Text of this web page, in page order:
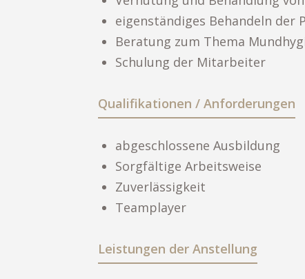
eigenständiges Behandeln der
Beratung zum Thema
Schulung der Mitarbeiter
Qualifikationen / Anforderungen
abgeschlossene Ausbildung
Sorgfältige Arbeitsweise
Zuverlässigkeit
Teamplayer
Leistungen der Anstellung